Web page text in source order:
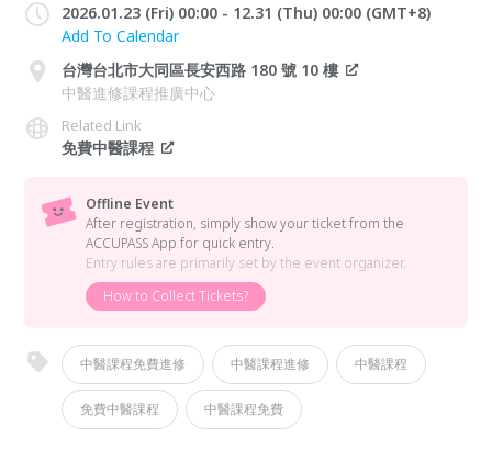
2026.01.23 (Fri) 00:00 - 12.31 (Thu) 00:00 (GMT+8)
Add To Calendar
台灣台北市大同區長安西路 180 號 10 樓
中醫進修課程推廣中心
Related Link
免費中醫課程
Offline Event
After registration, simply show your ticket from the
ACCUPASS App for quick entry.
Entry rules are primarily set by the event organizer.
How to Collect Tickets?
中醫課程免費進修 中醫課程進修 中醫課程
免費中醫課程 中醫課程免費